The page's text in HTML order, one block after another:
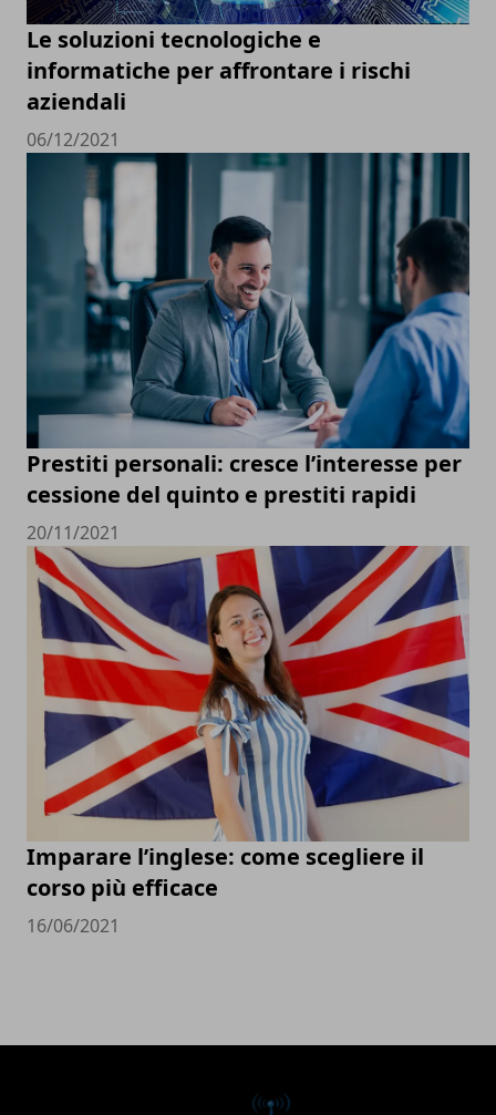
Le soluzioni tecnologiche e
informatiche per affrontare i rischi
aziendali
06/12/2021
Prestiti personali: cresce l’interesse per
cessione del quinto e prestiti rapidi
20/11/2021
Imparare l’inglese: come scegliere il
corso più efficace
16/06/2021